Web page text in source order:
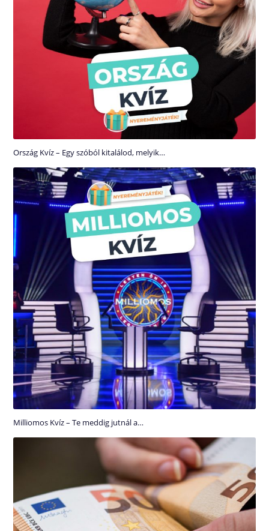
Ország Kvíz – Egy szóból kitalálod, melyik…
Milliomos Kvíz – Te meddig jutnál a…